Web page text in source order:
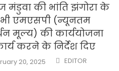
मंडुवा की भांति झंगोरा के
एमएसपी (न्यूनतम
मूल्य) की कार्ययोजना
करने के निर्देश दिए
20, 2025 Author
EDITOR